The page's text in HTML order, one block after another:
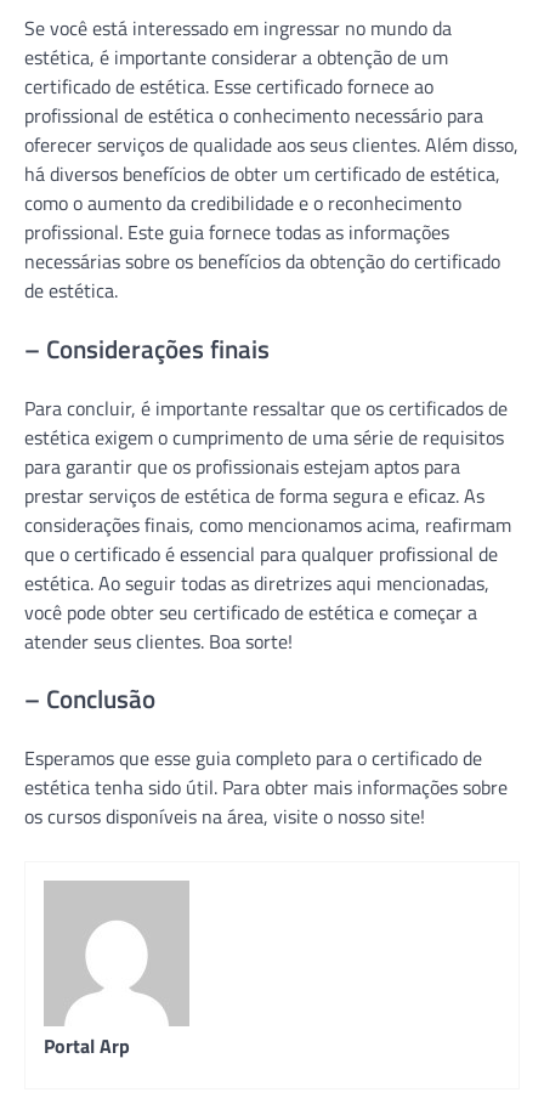
Se você está interessado em ingressar no mundo da
estética, é importante considerar a obtenção de um
certificado de estética. Esse certificado fornece ao
profissional de estética o conhecimento necessário para
oferecer serviços de qualidade aos seus clientes. Além disso,
há diversos benefícios de obter um certificado de estética,
como o aumento da credibilidade e o reconhecimento
profissional. Este guia fornece todas as informações
necessárias sobre os benefícios da obtenção do certificado
de estética.
– Considerações finais
Para concluir, é importante ressaltar que os certificados de
estética exigem o cumprimento de uma série de requisitos
para garantir que os profissionais estejam aptos para
prestar serviços de estética de forma segura e eficaz. As
considerações finais, como mencionamos acima, reafirmam
que o certificado é essencial para qualquer profissional de
estética. Ao seguir todas as diretrizes aqui mencionadas,
você pode obter seu certificado de estética e começar a
atender seus clientes. Boa sorte!
– Conclusão
Esperamos que esse guia completo para o certificado de
estética tenha sido útil. Para obter mais informações sobre
os cursos disponíveis na área, visite o nosso site!
Portal Arp